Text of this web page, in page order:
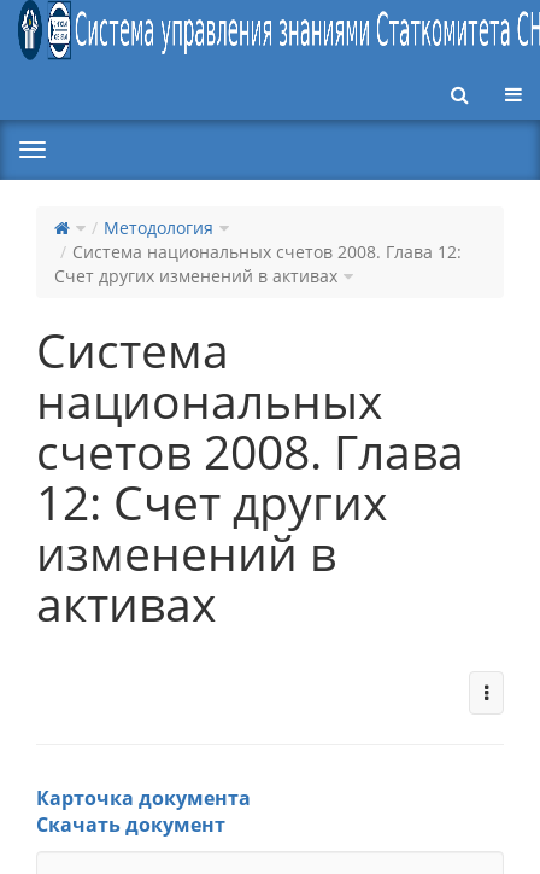
Методология
Система национальных счетов 2008. Глава 12:
Счет других изменений в активах
Система
национальных
счетов 2008. Глава
12: Счет других
изменений в
активах
Карточка документа
Скачать документ